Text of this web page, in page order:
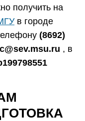
получить на
в городе
(8692)
, в